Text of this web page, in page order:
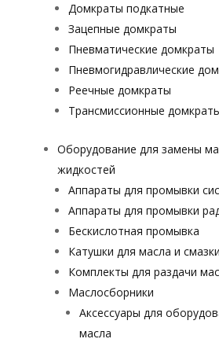
Домкраты подкатные
Зацепные домкраты
Пневматические домкраты
Пневмогидравлические
Реечные домкраты
Трансмиссионные
Оборудование для замены
жидкостей
Аппараты для промывки
Аппараты для промывки
Бескислотная промывка
Катушки для масла и смазки
Комплекты для раздачи
Маслосборники
Аксессуары для
масла